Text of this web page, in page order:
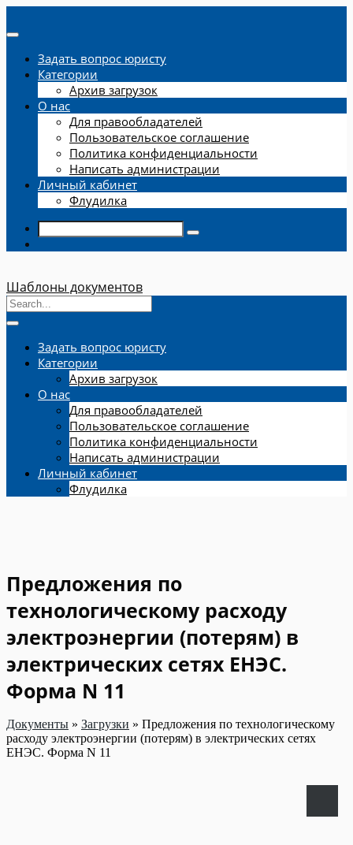
Задать вопрос юристу
Категории
Архив загрузок
О нас
Для правообладателей
Пользовательское соглашение
Политика конфиденциальности
Написать администрации
Личный кабинет
Флудилка
Шаблоны документов
Задать вопрос юристу
Категории
Архив загрузок
О нас
Для правообладателей
Пользовательское соглашение
Политика конфиденциальности
Написать администрации
Личный кабинет
Флудилка
Предложения по
технологическому расходу
электроэнергии (потерям) в
электрических сетях ЕНЭС.
Форма N 11
Документы » Загрузки » Предложения по технологическому
расходу электроэнергии (потерям) в электрических сетях
ЕНЭС. Форма N 11